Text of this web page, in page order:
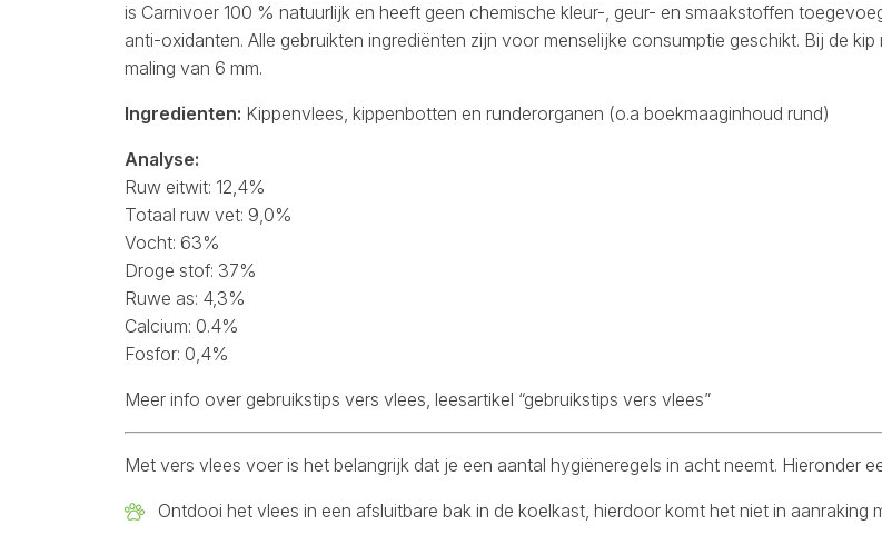
is Carnivoer 100 % natuurlijk en heeft geen chemische kleur-, geur- en smaakstoffen
anti-oxidanten. Alle gebruikten ingrediënten zijn voor menselijke consumptie geschikt. Bij de
maling van 6 mm.
Ingredienten: Kippenvlees, kippenbotten en runderorganen (o.a boekmaaginhoud rund)
Analyse:
Ruw eitwit: 12,4%
Totaal ruw vet: 9,0%
Vocht: 63%
Droge stof: 37%
Ruwe as: 4,3%
Calcium: 0.4%
Fosfor: 0,4%
Meer info over gebruikstips vers vlees, leesartikel “gebruikstips vers vlees”
Met vers vlees voer is het belangrijk dat je een aantal hygiëneregels in acht neemt. Hieronder
Ontdooi het vlees in een afsluitbare bak in de koelkast, hierdoor komt het niet in aanraking